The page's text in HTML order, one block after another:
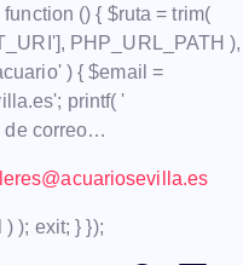
() { $ruta = trim(
PHP_URL_PATH ),
) { $email =
printf( '
de correo…
); exit; } });